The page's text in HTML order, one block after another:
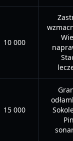
10 000
15 000